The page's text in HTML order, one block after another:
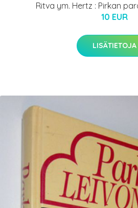
Ritva ym. Hertz : Pirkan
10 EUR
LISÄTIETOJA